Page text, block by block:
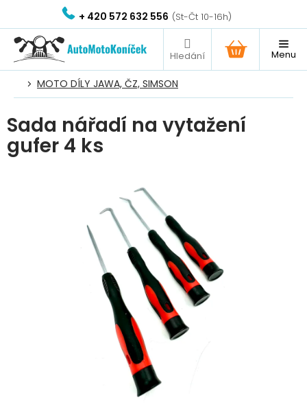
obsah
+ 420 572 632 556
NÁKUPNÍ
KOŠÍK
MOTO DÍLY JAWA, ČZ, SIMSON
Sada nářadí na vytažení
gufer 4 ks